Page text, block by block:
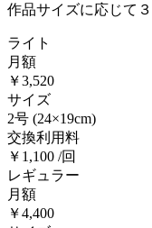
作品サイズに応じて
ライト
月額
￥3,520
サイズ
2号 (24×19cm)
交換利用料
￥1,100 /回
レギュラー
月額
￥4,400